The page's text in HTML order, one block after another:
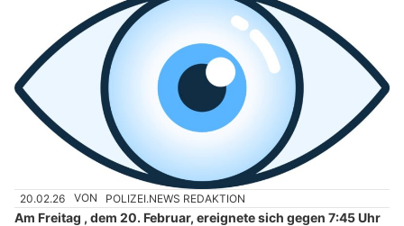
20.02.26 VON POLIZEI.NEWS REDAKTION
Am Freitag , dem 20. Februar, ereignete sich gegen 7:45 Uhr